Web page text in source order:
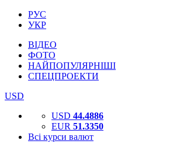
РУС
УКР
ВІДЕО
ФОТО
НАЙПОПУЛЯРНІШІ
СПЕЦПРОЕКТИ
USD
USD 44.4886
EUR 51.3350
Всі курси валют